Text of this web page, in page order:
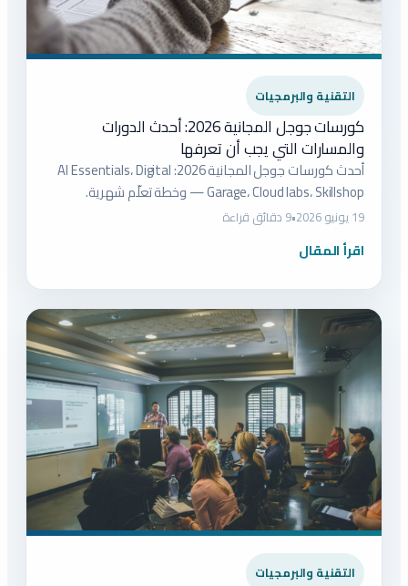
التقنية والبرمجيات
كورسات جوجل المجانية 2026: أحدث الدورات
والمسارات التي يجب أن تعرفها
أحدث كورسات جوجل المجانية 2026: AI Essentials، Digital
Garage، Cloud labs، Skillshop — وخطة تعلّم شهرية.
19 يونيو 2026 •9 دقائق قراءة
اقرأ المقال
التقنية والبرمجيات